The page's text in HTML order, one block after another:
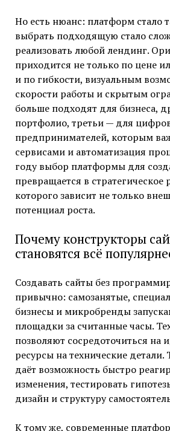
Но есть нюанс: платформ стало
выбрать подходящую стало
реализовать любой лендинг.
приходится не только по цене
и по гибкости, визуальным
скорости работы и скрытым
больше подходят для бизнеса,
портфолио, третьи — для
предпринимателей, которым
сервисами и автоматизация
году выбор платформы для
превращается в стратегическое
которого зависит не только
потенциал роста.
Почему конструкторы
становятся всё
Создавать сайты без
привычно: самозанятые,
бизнесы и микробренды
площадки за считанные часы.
позволяют сосредоточиться на
ресурсы на технические детали.
даёт возможность быстро
изменения, тестировать
дизайн и структуру
К тому же, современные